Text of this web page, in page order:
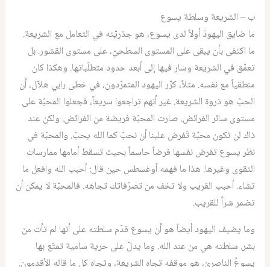
ب – الشريعة وسلطة يسوع
ما ضايق اليهودَ أولاً لدى يسوع، هو جذريّته في التعامل مع الشريعة.
ما اكتفى بأن يبقى على المستوى السطحيّ، على مستوى القشور. بل
تعمّق في الشريعة وسار فيها إلى أبعد حدود متطلّباتها. وهكذا كان
منطقياً مع نفسه. مثلاً، كرّر اليهود المتمرّدون، في خطى رابي هلاّل، أن
الحبّ هو ذروة الشريعة. غير أنهم تراجعوا سريعاً، فجعلوا المحبّة على
مستوى سائر الفرائض. صارت المحبّة فريضة من الفرائض. ولكن عند
ذاك لن تكون محبّة تَفرض علينا أن نحبّ كما الله يحبّ. والمحبّة في
نظر يسوع تفرض نفسها فرضاً حاسماً بحيث تسقط أمامها ممارسات
التقوى وغيرها. هذا ما فهمه أوغسطس حين قال: أحبب الله وافعل ما
تشاء. أحبب القريب ولا تخف من تصرّفاتك تجاهه. فالمحبّة لا يمكن أن
تضمر شراً للقريب.
وما يضيف اليهود أيضاً هو أن يسوع قدّم سلطته على أنها لم تأت من
بشر. سلطته هي من عند الله. وما يدلّ على حرية سامية تمتّع بها
يسوعُ الناصريّ، هو موقفه تجاه الشريعة، وتجاه كل ما قاله الأقدمون.